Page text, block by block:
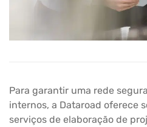
Para garantir uma rede
internos, a Dataroad oferece
serviços de elaboração de